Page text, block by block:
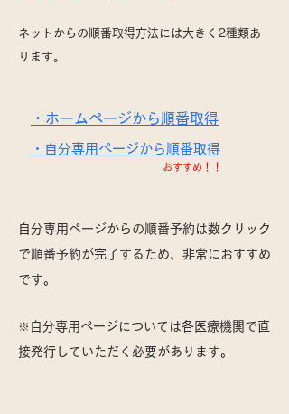
ネットからの順番取得方法には大きく2種類あ
ります。
・ホームページから順番取得
・自分専用ページから順番取得
おすすめ！！
自分専用ページからの順番予約は数クリック
で順番予約が完了するため、 ​非常におすすめ
です。
※ 自分専用ページについては各医療機関で直
接発行していただく必要があります。